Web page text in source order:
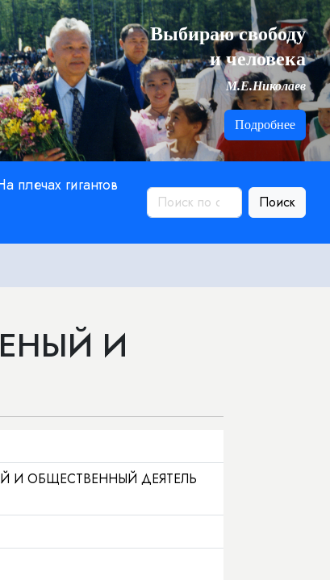
Выбираю свободу
и человека
М.Е.Николаев
Подробнее
плечах гигантов
Поиск
И
И ОБЩЕСТВЕННЫЙ ДЕЯТЕЛЬ